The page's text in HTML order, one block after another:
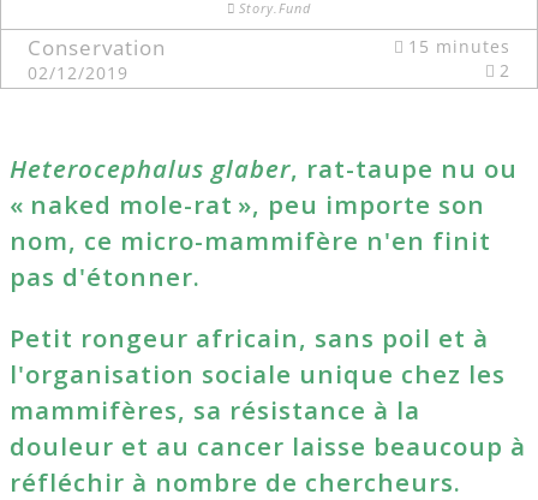
Story.Fund
Conservation
02/12/2019
15 minutes
2
Heterocephalus glaber, rat-taupe nu ou
« naked mole-rat », peu importe son
nom, ce micro-mammifère n'en finit
pas d'étonner.
Petit rongeur africain, sans poil et à
l'organisation sociale unique chez les
mammifères, sa résistance à la
douleur et au cancer laisse beaucoup à
réfléchir à nombre de chercheurs.